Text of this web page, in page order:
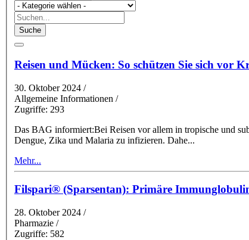
Suche
Reisen und Mücken: So schützen Sie sich vor
30. Oktober 2024 /
Allgemeine Informationen /
Zugriffe: 293
Das BAG informiert:Bei Reisen vor allem in tropische und
Dengue, Zika und Malaria zu infizieren. Dahe...
Mehr...
Filspari® (Sparsentan): Primäre
28. Oktober 2024 /
Pharmazie /
Zugriffe: 582